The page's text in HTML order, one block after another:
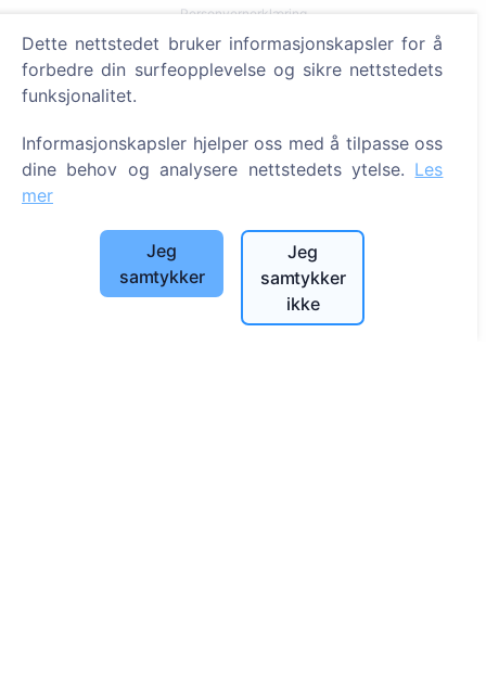
Personvernerklæring
Betalingspolicy
Innstillinger for informasjonskapsler
Søk etter avdøde
Dette nettstedet bruker informasjonskapsler for å
forbedre din surfeopplevelse og sikre nettstedets
funksjonalitet.
Informasjonskapsler hjelper oss med å tilpasse oss
dine behov og analysere nettstedets ytelse. Les
mer
Jeg
samtykker
Jeg
samtykker
ikke